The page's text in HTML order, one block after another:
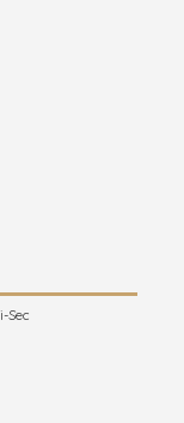
Sec